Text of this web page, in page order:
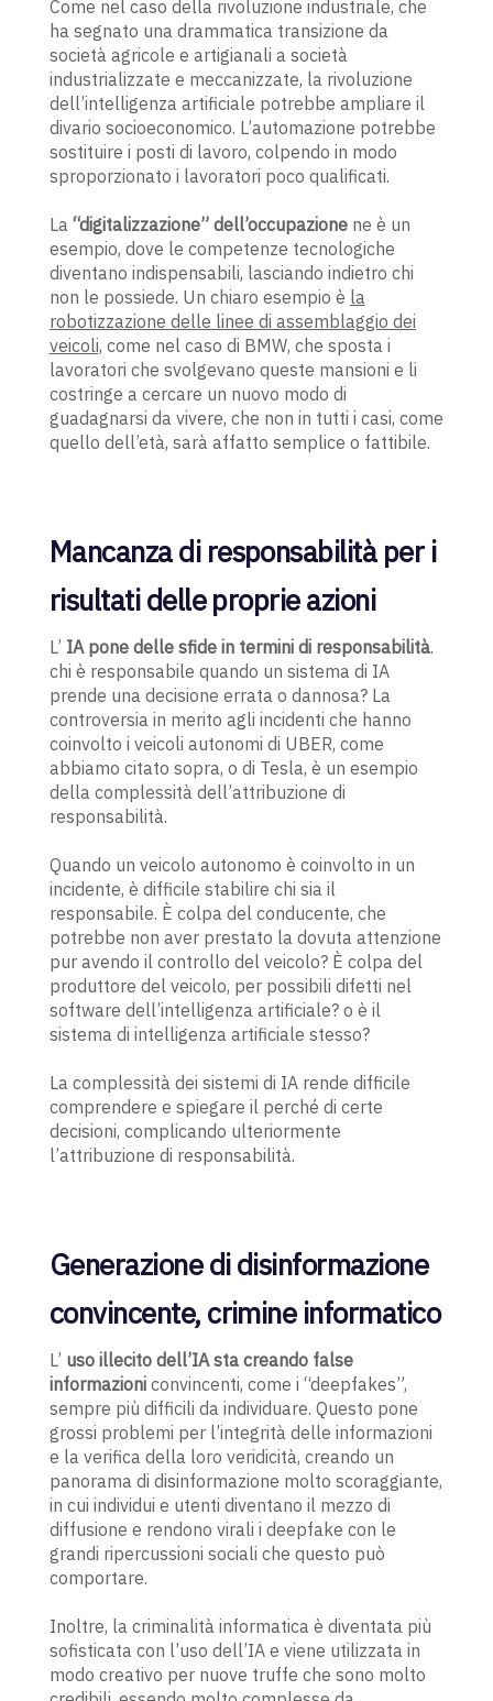
Come nel caso della rivoluzione industriale, che
ha segnato una drammatica transizione da
società agricole e artigianali a società
industrializzate e meccanizzate, la rivoluzione
dell’intelligenza artificiale potrebbe ampliare il
divario socioeconomico. L’automazione potrebbe
sostituire i posti di lavoro, colpendo in modo
sproporzionato i lavoratori poco qualificati.
La “digitalizzazione” dell’occupazionene è un
esempio, dove le competenze tecnologiche
diventano indispensabili, lasciando indietro chi
non le possiede. Un chiaro esempio è la
robotizzazione delle linee di assemblaggio dei
veicoli, come nel caso di BMW, che sposta i
lavoratori che svolgevano queste mansioni e li
costringe a cercare un nuovo modo di
guadagnarsi da vivere, che non in tutti i casi, come
quello dell’età, sarà affatto semplice o fattibile.
Mancanza di responsabilità per i
risultati delle proprie azioni
L’ IA pone delle sfide in termini di responsabilità.
chi è responsabile quando un sistema di IA
prende una decisione errata o dannosa? La
controversia in merito agli incidenti che hanno
coinvolto i veicoli autonomi di UBER, come
abbiamo citato sopra, o di Tesla, è un esempio
della complessità dell’attribuzione di
responsabilità.
Quando un veicolo autonomo è coinvolto in un
incidente, è difficile stabilire chi sia il
responsabile. È colpa del conducente, che
potrebbe non aver prestato la dovuta attenzione
pur avendo il controllo del veicolo? È colpa del
produttore del veicolo, per possibili difetti nel
software dell’intelligenza artificiale? o è il
sistema di intelligenza artificiale stesso?
La complessità dei sistemi di IA rende difficile
comprendere e spiegare il perché di certe
decisioni, complicando ulteriormente
l’attribuzione di responsabilità.
Generazione di disinformazione
convincente, crimine informatico
L’ uso illecito dell’IA sta creando false
informazioniconvincenti, come i “deepfakes”,
sempre più difficili da individuare. Questo pone
grossi problemi per l’integrità delle informazioni
e la verifica della loro veridicità, creando un
panorama di disinformazione molto scoraggiante,
in cui individui e utenti diventano il mezzo di
diffusione e rendono virali i deepfake con le
grandi ripercussioni sociali che questo può
comportare.
Inoltre, la criminalità informatica è diventata più
sofisticata con l’uso dell’IA e viene utilizzata in
modo creativo per nuove truffe che sono molto